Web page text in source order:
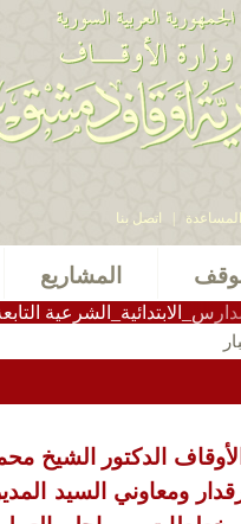
المساعدة اتصل بنا
المشاريع
التابعة لوزارة
الدكتور الشيخ
ومعاوني السيد